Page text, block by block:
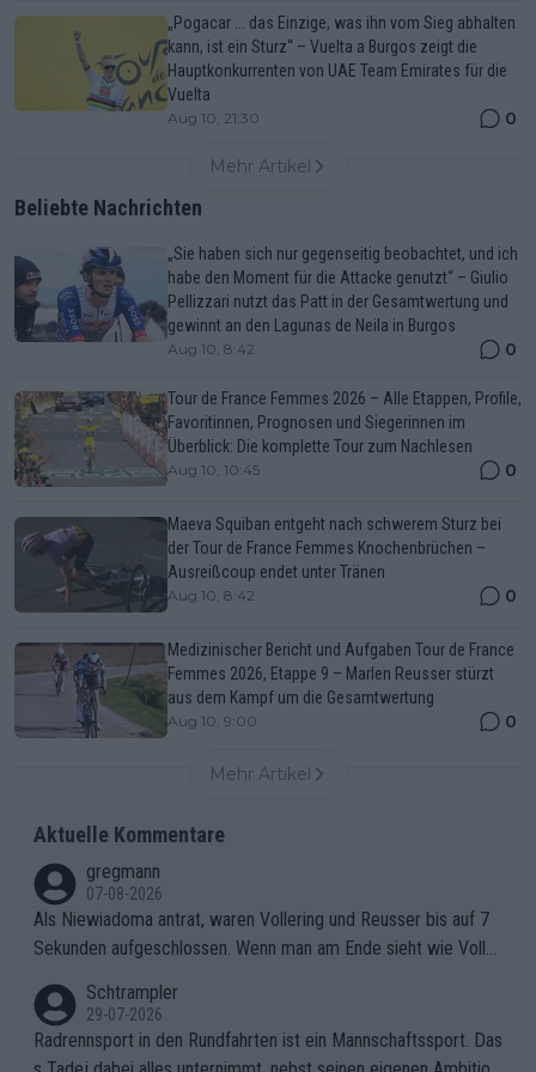
„Pogacar ... das Einzige, was ihn vom Sieg abhalten
kann, ist ein Sturz“ – Vuelta a Burgos zeigt die
Hauptkonkurrenten von UAE Team Emirates für die
Vuelta
Aug 10, 21:30 0
Mehr Artikel
Beliebte Nachrichten
„Sie haben sich nur gegenseitig beobachtet, und ich
habe den Moment für die Attacke genutzt“ – Giulio
Pellizzari nutzt das Patt in der Gesamtwertung und
gewinnt an den Lagunas de Neila in Burgos
Aug 10, 8:42 0
Tour de France Femmes 2026 – Alle Etappen, Profile,
Favoritinnen, Prognosen und Siegerinnen im
Überblick: Die komplette Tour zum Nachlesen
Aug 10, 10:45 0
Maeva Squiban entgeht nach schwerem Sturz bei
der Tour de France Femmes Knochenbrüchen –
Ausreißcoup endet unter Tränen
Aug 10, 8:42 0
Medizinischer Bericht und Aufgaben Tour de France
Femmes 2026, Etappe 9 – Marlen Reusser stürzt
aus dem Kampf um die Gesamtwertung
Aug 10, 9:00 0
Mehr Artikel
Aktuelle Kommentare
gregmann
07-08-2026
Als Niewiadoma antrat, waren Vollering und Reusser bis auf 7
Sekunden aufgeschlossen. Wenn man am Ende sieht wie Voller
ering die 7 Sekunden zu Niewiadoma nicht geschlossen hat un
d den Abstand hat anwachsen lassen. Ein schwerer taktischer
Fehler, der den Tour Sieg kosten wird.Diese Beobachtung trifft
Schtrampler
29-07-2026
Radrennsport in den Rundfahrten ist ein Mannschaftssport. Das